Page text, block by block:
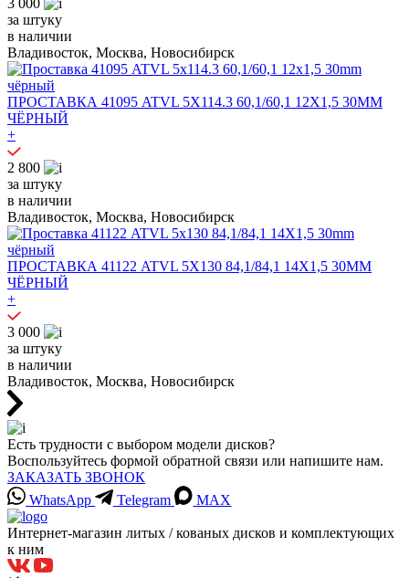
3 000
за штуку
в наличии
Владивосток, Москва, Новосибирск
ПРОСТАВКА 41095 ATVL 5X114.3 60,1/60,1 12X1,5 30MM
ЧЁРНЫЙ
+
2 800
за штуку
в наличии
Владивосток, Москва, Новосибирск
ПРОСТАВКА 41122 ATVL 5X130 84,1/84,1 14X1,5 30MM
ЧЁРНЫЙ
+
3 000
за штуку
в наличии
Владивосток, Москва, Новосибирск
Есть трудности с выбором модели дисков?
Воспользуйтесь формой обратной связи или напишите нам.
ЗАКАЗАТЬ ЗВОНОК
WhatsApp
Telegram MAX
Интернет-магазин литых / кованых дисков и комплектующих
к ним